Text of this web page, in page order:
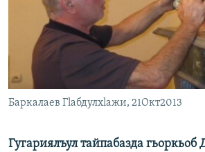
РАСПИСАНИЕ ВЕЩАНИЯ
ПОДПИШИТЕСЬ НА РАССЫЛКУ
СОЦИАЛЬНЫЕ СЕТИ
Баркалаев Гlабдулхlажи, 21Oкт2013
Гугариялъул тайпабазда гьоркьоб